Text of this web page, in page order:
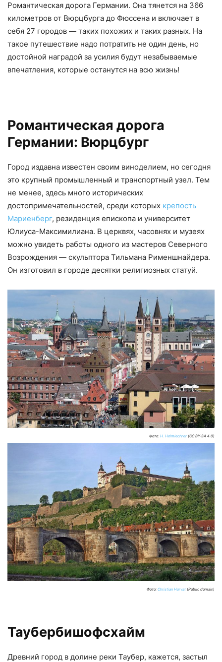
Романтическая дорога Германии. Она тянется на 366
километров от Вюрцбурга до Фюссена и включает в
себя 27 городов — таких похожих и таких разных. На
такое путешествие надо потратить не один день, но
достойной наградой за усилия будут незабываемые
впечатления, которые останутся на всю жизнь!
Романтическая дорога
Германии: Вюрцбург
Город издавна известен своим виноделием, но сегодня
это крупный промышленный и транспортный узел. Тем
не менее, здесь много исторических
достопримечательностей, среди которых крепость
Мариенберг, резиденция епископа и университет
Юлиуса-Максимилиана. В церквях, часовнях и музеях
можно увидеть работы одного из мастеров Северного
Возрождения — скульптора Тильмана Рименшнайдера.
Он изготовил в городе десятки религиозных статуй.
Фото: H. Helmlechner (CC BY-SA 4.0)
Фото: Christian Horvat (Public domain)
Таубербишофсхайм
Древний город в долине реки Таубер, кажется, застыл